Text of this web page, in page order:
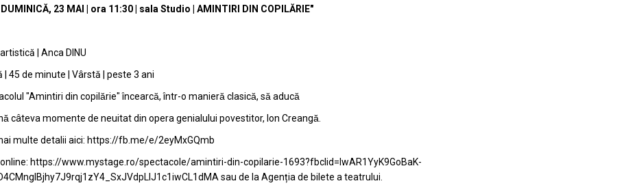
DUMINICĂ, 23 MAI | ora 11:30 | sala Studio | AMINTIRI DIN COPILĂRIE"
| Anca DINU
| 45 de minute | Vârstă | peste 3 ani
"Amintiri din copilărie" încearcă, într-o manieră clasică, să aducă
câteva momente de neuitat din opera genialului povestitor, Ion Creangă.
multe detalii aici: https://fb.me/e/2eyMxGQmb
https://www.mystage.ro/spectacole/amintiri-din-copilarie-1693?fbclid=IwAR1YyK9GoBaK-
sau de la Agenția de bilete a teatrului.